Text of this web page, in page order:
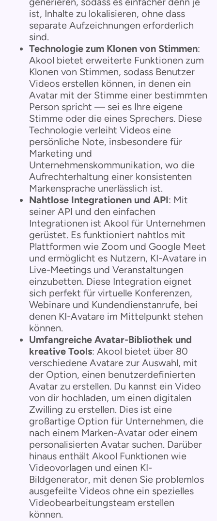
ist, Inhalte zu lokalisieren, ohne dass
separate Aufzeichnungen erforderlich
sind.
Technologie zum Klonen von Stimmen:
Akool bietet erweiterte Funktionen zum
Klonen von Stimmen, sodass Benutzer
Videos erstellen können, in denen ein
Avatar mit der Stimme einer bestimmten
Person spricht — sei es Ihre eigene
Stimme oder die eines Sprechers. Diese
Technologie verleiht Videos eine
persönliche Note, insbesondere für
Marketing und
Unternehmenskommunikation, wo die
Aufrechterhaltung einer konsistenten
Markensprache unerlässlich ist.
Nahtlose Integrationen und API: Mit
seiner API und den einfachen
Integrationen ist Akool für Unternehmen
gerüstet. Es funktioniert nahtlos mit
Plattformen wie Zoom und Google Meet
und ermöglicht es Nutzern, KI-Avatare in
Live-Meetings und Veranstaltungen
einzubetten. Diese Integration eignet
sich perfekt für virtuelle Konferenzen,
Webinare und Kundendienstanrufe, bei
denen KI-Avatare im Mittelpunkt stehen
können.
Umfangreiche Avatar-Bibliothek und
kreative Tools: Akool bietet über 80
verschiedene Avatare zur Auswahl, mit
der Option, einen benutzerdefinierten
Avatar zu erstellen. Du kannst ein Video
von dir hochladen, um einen digitalen
Zwilling zu erstellen. Dies ist eine
großartige Option für Unternehmen, die
nach einem Marken-Avatar oder einem
personalisierten Avatar suchen. Darüber
hinaus enthält Akool Funktionen wie
Videovorlagen und einen KI-
Bildgenerator, mit denen Sie problemlos
ausgefeilte Videos ohne ein spezielles
Videobearbeitungsteam erstellen
können.